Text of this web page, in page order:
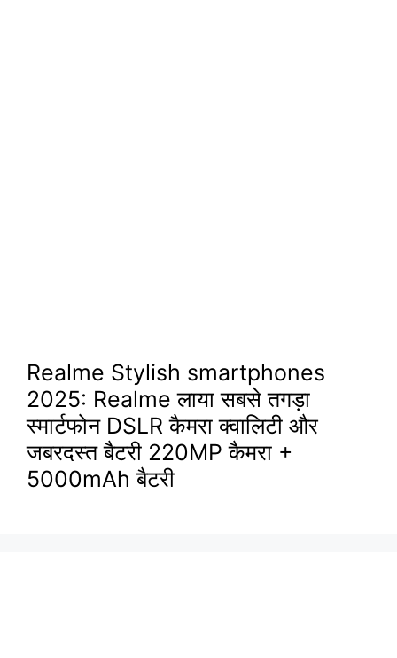
Realme Stylish smartphones
2025: Realme लाया सबसे तगड़ा
स्मार्टफोन DSLR कैमरा क्वालिटी और
जबरदस्त बैटरी 220MP कैमरा +
5000mAh बैटरी